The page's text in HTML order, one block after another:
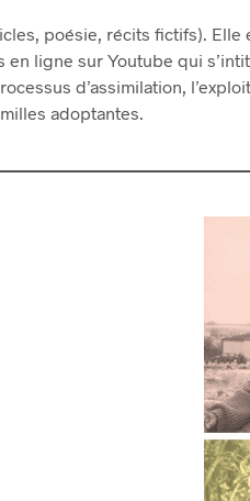
poésie, récits fictifs).
en ligne sur Youtube qui
d’assimilation,
adoptantes.